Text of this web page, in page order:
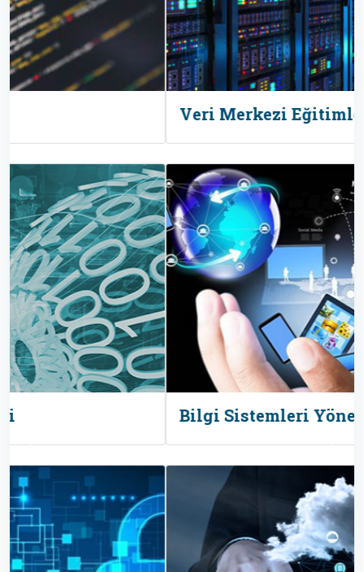
Veri Merkezi Eğitimleri
Bilgi Sistemleri Yönetim Eğitimleri